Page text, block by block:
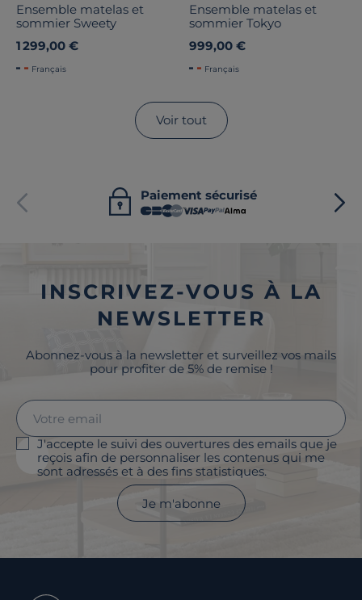
Ensemble matelas et
sommier Sweety
1 299,00 €
Français
Ensemble matelas et
sommier Tokyo
999,00 €
Français
Voir tout
Paiement sécurisé
INSCRIVEZ-VOUS À LA
NEWSLETTER
Abonnez-vous à la newsletter et surveillez vos mails
pour profiter de 5% de remise !
J'accepte le suivi des ouvertures des emails que je
reçois afin de personnaliser les contenus qui me
sont adressés et à des fins statistiques.
Je m'abonne